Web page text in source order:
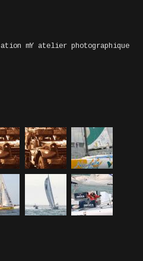
mY atelier photographique